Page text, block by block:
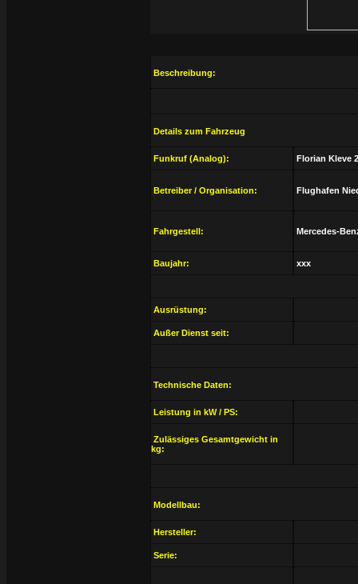
Beschreibung:
Details zum Fahrzeug
Funkruf (Analog): Florian Kleve
Betreiber / Organisation: Flughafen
Fahrgestell: Mercedes-
Baujahr: xxx
Ausrüstung:
Außer Dienst seit:
Technische Daten:
Leistung in kW / PS:
Zulässiges Gesamtgewicht in
kg:
Modellbau:
Hersteller:
Serie: